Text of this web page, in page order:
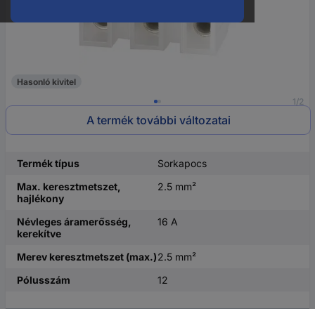
1/2
Hasonló kivitel
A termék további változatai
Termék típus
Sorkapocs
Max. keresztmetszet,
hajlékony
2.5 mm²
Névleges áramerősség,
kerekítve
16 A
Merev keresztmetszet (max.)2.5 mm²
Pólusszám
12